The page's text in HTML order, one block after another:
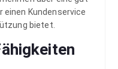
einen Kundenservice
bietet.